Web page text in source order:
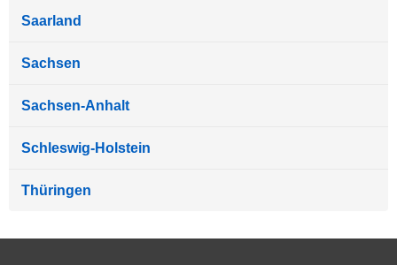
Saarland
Sachsen
Sachsen-Anhalt
Schleswig-Holstein
Thüringen